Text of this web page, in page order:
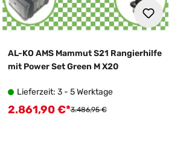
AL-KO AMS Mammut S21 Rangierhilfe
mit Power Set Green M X20
Lieferzeit: 3 - 5 Werktage
Verkaufspreis:
2.861,90 €*Regulärer Preis:
3.486,95 €